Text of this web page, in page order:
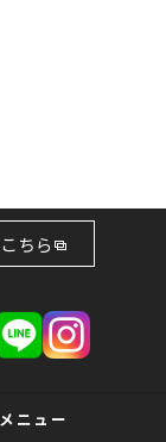
ちら
メニュー